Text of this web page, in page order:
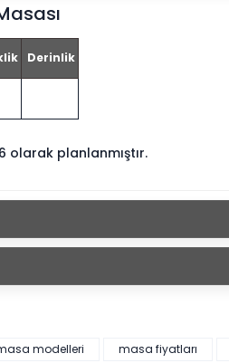
Derinlik
olarak planlanmıştır.
modelleri masa fiyatları